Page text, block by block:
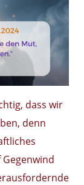
dass wir
denn